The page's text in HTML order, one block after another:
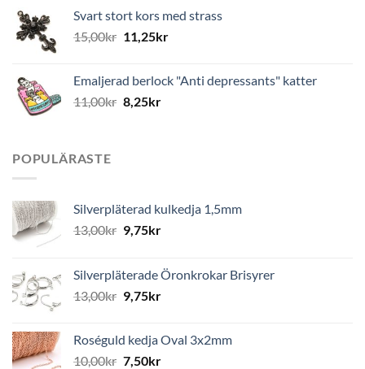
Svart stort kors med strass
15,00kr 11,25kr
Emaljerad berlock "Anti depressants" katter
11,00kr 8,25kr
POPULÄRASTE
Silverpläterad kulkedja 1,5mm
13,00kr 9,75kr
Silverpläterade Öronkrokar Brisyrer
13,00kr 9,75kr
Roséguld kedja Oval 3x2mm
10,00kr 7,50kr